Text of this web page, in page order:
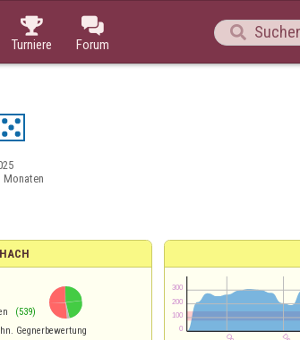

Turniere

Forum

Monaten
(539)
Gegnerbewertung